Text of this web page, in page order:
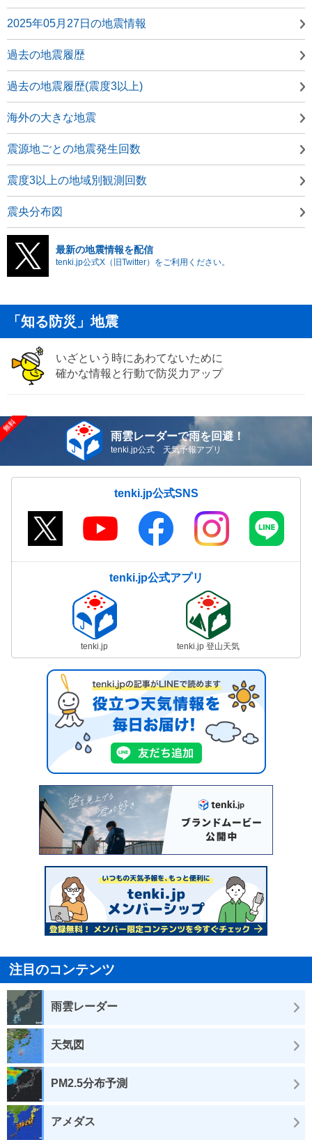
2025年05月27日の地震情報
過去の地震履歴
過去の地震履歴(震度3以上)
海外の大きな地震
震源地ごとの地震発生回数
震度3以上の地域別観測回数
震央分布図
最新の地震情報を配信
tenki.jp公式X（旧Twitter）をご利用ください。
「知る防災」地震
いざという時にあわてないために
確かな情報と行動で防災力アップ
雨雲レーダーで雨を回避！
tenki.jp公式 天気予報アプリ
tenki.jp公式SNS
tenki.jp公式アプリ
tenki.jp tenki.jp 登山天気
注目のコンテンツ
雨雲レーダー
天気図
PM2.5分布予測
アメダス